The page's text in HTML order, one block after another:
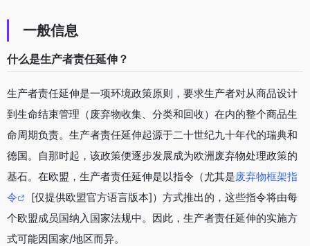
一般信息
什么是生产者责任延伸？
生产者责任延伸是一项环境政策原则，要求生产者对从商品设计
到生命结束管理（废弃物收集、分类和回收）在内的整个商品生
命周期负责。生产者责任延伸起源于二十世纪九十年代的瑞典和
德国。自那时起，该政策便逐步发展成为欧洲废弃物处理政策的
基石。在欧盟，生产者责任延伸是以指令（尤其是废弃物框架指
令
[仅提供欧盟官方语言版本]）方式推出的，这些指令将由每
个欧盟成员国纳入国家法规中。因此，生产者责任延伸的实施方
式可能因国家/地区而异。